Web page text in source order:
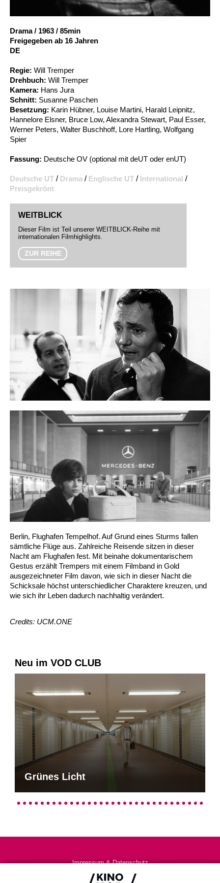
Account
Drama / 1963 / 85min
Freigegeben ab 16 Jahren
DE
Regie: Will Tremper
Drehbuch: Will Tremper
Kamera: Hans Jura
Schnitt: Susanne Paschen
Besetzung: Karin Hübner, Louise Martini, Harald Leipnitz,
Hannelore Elsner, Bruce Low, Alexandra Stewart, Paul Esser,
Werner Peters, Walter Buschhoff, Lore Hartling, Wolfgang
Spier
Fassung: Deutsche OV (optional mit deUT oder enUT)
Deutsche UT / Drama / Englische UT / International /
Preisgekrönt
WEITBLICK
Dieser Film ist Teil unserer WEITBLICK-Reihe mit
internationalen Filmhighlights.
ZUR REIHE
Berlin, Flughafen Tempelhof. Auf Grund eines Sturms fallen
sämtliche Flüge aus. Zahlreiche Reisende sitzen in dieser
Nacht am Flughafen fest. Mit beinahe dokumentarischem
Gestus erzählt Trempers mit einem Filmband in Gold
ausgezeichneter Film davon, wie sich in dieser Nacht die
Schicksale höchst unterschiedlicher Charaktere kreuzen, und
wie sich ihr Leben dadurch nachhaltig verändert.
Credits: UCM.ONE
Neu im VOD CLUB
Grünes Licht
Impressum & Datenschutz
AGB